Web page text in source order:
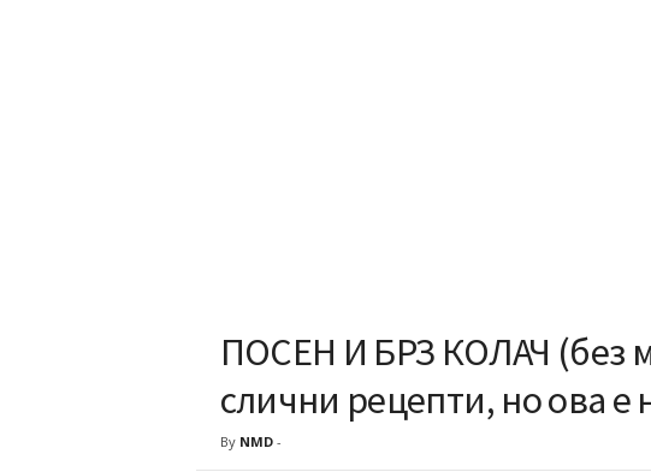
ПОСЕН И БРЗ КОЛАЧ (без
слични рецепти, но ова
By NMD-